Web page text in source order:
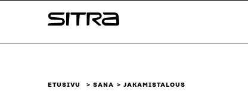
sisältöön
Sitra
ETUSIVU SANA JAKAMISTALOUS